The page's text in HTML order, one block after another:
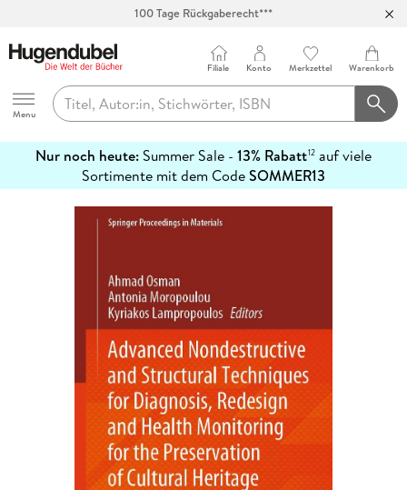
Abholung in über 100 Filialen
Hugendubel
Menu
Filiale Konto Merkzettel Warenkorb
Nur noch heute: Summer Sale - 13% Rabatt12 auf viele
Sortimente mit dem CodeSOMMER13
erfahren